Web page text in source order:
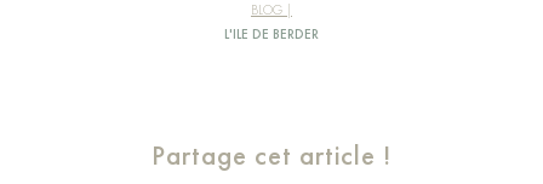
BLOG
L'ILE DE BERDER
Partage cet article !